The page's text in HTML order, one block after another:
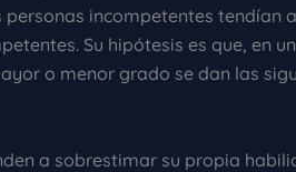
personas incompetentes tendían a
Su hipótesis es que, en
o menor grado se dan las
a sobrestimar su propia